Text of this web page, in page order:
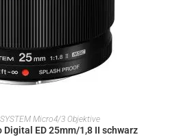
WARENKORB
Micro4/3 Objektive
Digital ED 25mm/1,8 II schwarz